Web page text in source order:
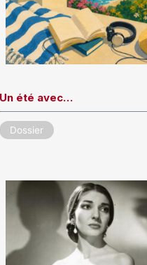
Un été avec…
Dossier